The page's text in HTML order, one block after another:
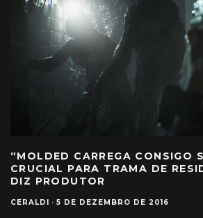
“MOLDED CARREGA CONSIGO
CRUCIAL PARA TRAMA DE
DIZ PRODUTOR
CERALDI · 5 DE DEZEMBRO DE 2016